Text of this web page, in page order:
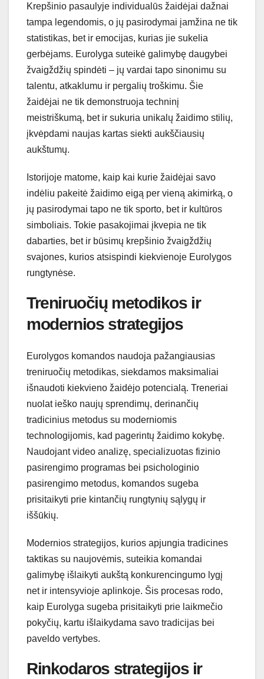
Krepšinio pasaulyje individualūs žaidėjai dažnai
tampa legendomis, o jų pasirodymai įamžina ne tik
statistikas, bet ir emocijas, kurias jie sukelia
gerbėjams. Eurolyga suteikė galimybę daugybei
žvaigždžių spindėti – jų vardai tapo sinonimu su
talentu, atkaklumu ir pergalių troškimu. Šie
žaidėjai ne tik demonstruoja techninį
meistriškumą, bet ir sukuria unikalų žaidimo stilių,
įkvėpdami naujas kartas siekti aukščiausių
aukštumų.
Istorijoje matome, kaip kai kurie žaidėjai savo
indėliu pakeitė žaidimo eigą per vieną akimirką, o
jų pasirodymai tapo ne tik sporto, bet ir kultūros
simboliais. Tokie pasakojimai įkvepia ne tik
dabarties, bet ir būsimų krepšinio žvaigždžių
svajones, kurios atsispindi kiekvienoje Eurolygos
rungtynėse.
Treniruočių metodikos ir
modernios strategijos
Eurolygos komandos naudoja pažangiausias
treniruočių metodikas, siekdamos maksimaliai
išnaudoti kiekvieno žaidėjo potencialą. Treneriai
nuolat ieško naujų sprendimų, derinančių
tradicinius metodus su moderniomis
technologijomis, kad pagerintų žaidimo kokybę.
Naudojant video analizę, specializuotas fizinio
pasirengimo programas bei psichologinio
pasirengimo metodus, komandos sugeba
prisitaikyti prie kintančių rungtynių sąlygų ir
iššūkių.
Modernios strategijos, kurios apjungia tradicines
taktikas su naujovėmis, suteikia komandai
galimybę išlaikyti aukštą konkurencingumo lygį
net ir intensyvioje aplinkoje. Šis procesas rodo,
kaip Eurolyga sugeba prisitaikyti prie laikmečio
pokyčių, kartu išlaikydama savo tradicijas bei
paveldo vertybes.
Rinkodaros strategijos ir